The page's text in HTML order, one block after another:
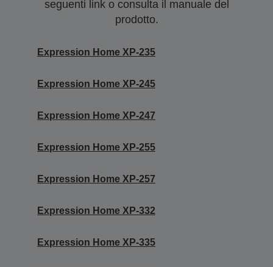
seguenti link o consulta il manuale del
prodotto.
Expression Home XP-235
Expression Home XP-245
Expression Home XP-247
Expression Home XP-255
Expression Home XP-257
Expression Home XP-332
Expression Home XP-335